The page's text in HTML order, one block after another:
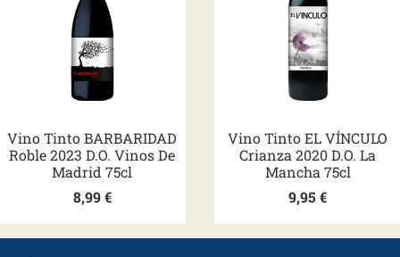
Vino Tinto BARBARIDAD
Roble 2023 D.O. Vinos De
Madrid 75cl
8,99€
Vino Tinto EL VÍNCULO
Crianza 2020 D.O. La
Mancha 75cl
9,95€